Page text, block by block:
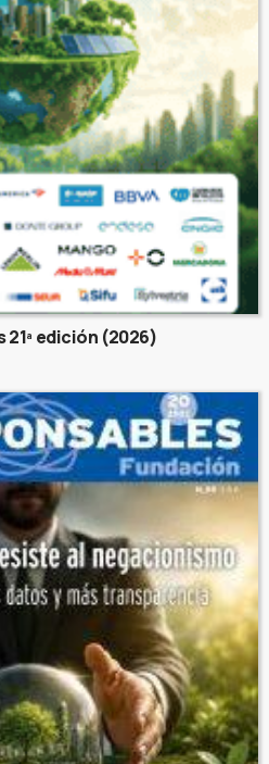
edición (2026)